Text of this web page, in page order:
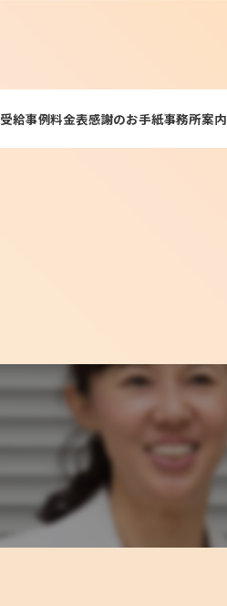
受給事例料金表感謝のお手紙事務所案内